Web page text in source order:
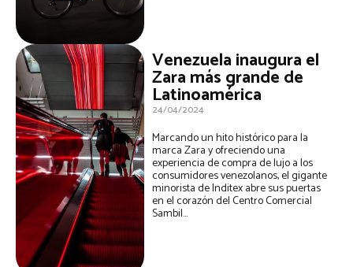
Venezuela inaugura el
Zara más grande de
Latinoamérica
24/04/2024
Marcando un hito histórico para la
marca Zara y ofreciendo una
experiencia de compra de lujo a los
consumidores venezolanos, el gigante
minorista de Inditex abre sus puertas
en el corazón del Centro Comercial
Sambil...